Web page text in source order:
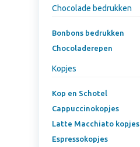
Chocolade bedrukken
Bonbons bedrukken
Chocoladerepen
Kopjes
Kop en Schotel
Cappuccinokopjes
Latte Macchiato kopjes
Espressokopjes